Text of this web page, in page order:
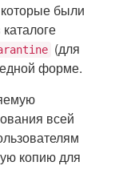
были
(для
форме.
всей
копию для